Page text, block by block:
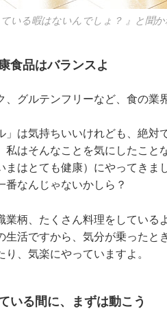
ている暇はないんでしょ？ 』と聞
食品はバランスよ
、グルテンフリーなど、食の業
」は気持ちいいけれども、絶
私はそんなことを気にしたこと
まはとても健康）にやってき
番なんじゃないかしら？
業柄、たくさん料理をしている
生活ですから、気分が乗ったと
り、気楽にやっていますよ。
いる間に、まずは動こう